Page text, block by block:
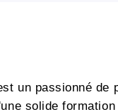
un passionné de
solide